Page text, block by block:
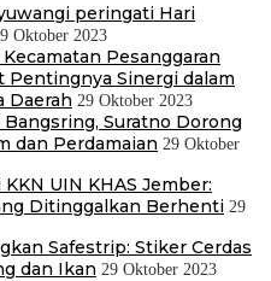
peringati Hari
Oktober 2023
Pesanggaran
Sinergi dalam
Daerah 29 Oktober 2023
Suratno Dorong
dan Perdamaian 29 Oktober
UIN KHAS Jember:
Ditinggalkan Berhenti 29
Safestrip: Stiker Cerdas
dan Ikan 29 Oktober 2023